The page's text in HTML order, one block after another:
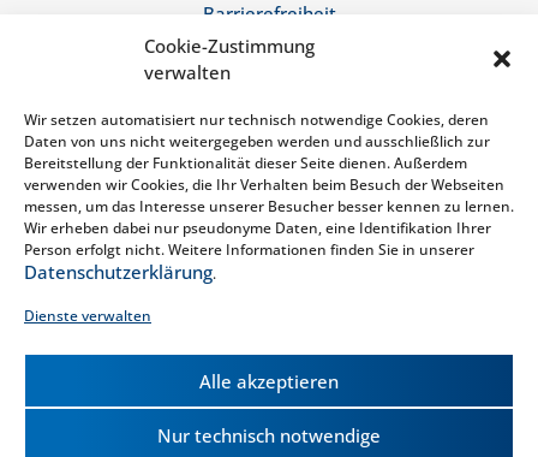
Cookie-Zustimmung
verwalten
Wir setzen automatisiert nur technisch notwendige Cookies, deren
Daten von uns nicht weitergegeben werden und ausschließlich zur
Bereitstellung der Funktionalität dieser Seite dienen. Außerdem
verwenden wir Cookies, die Ihr Verhalten beim Besuch der Webseiten
messen, um das Interesse unserer Besucher besser kennen zu lernen.
Wir erheben dabei nur pseudonyme Daten, eine Identifikation Ihrer
Person erfolgt nicht. Weitere Informationen finden Sie in unserer
Datenschutzerklärung.
Dienste verwalten
Alle akzeptieren
Nur technisch notwendige
Barrierefreiheit
Stellenangebote
Bergerlebnis Berchtesgaden
Rechtliches
Impressum
Datenschutzerklärung
Widerruf
Cookie-Richtlinie (EU)